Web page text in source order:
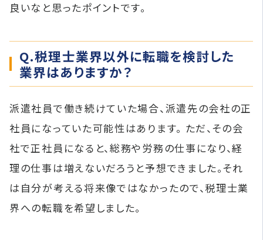
良いなと思ったポイントです。
Q.税理士業界以外に転職を検討した
業界はありますか？
派遣社員で働き続けていた場合、派遣先の会社の正
社員になっていた可能性はあります。 ただ、その会
社で正社員になると、総務や労務の仕事になり、経
理の仕事は増えないだろうと予想できました。それ
は自分が考える将来像ではなかったので、税理士業
界への転職を希望しました。